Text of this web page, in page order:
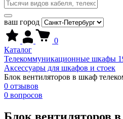
ваш город
0
Каталог
Телекоммуникационные шкафы
Аксессуары для шкафов и стоек
Блок вентиляторов в шкаф
0 отзывов
0 вопросов